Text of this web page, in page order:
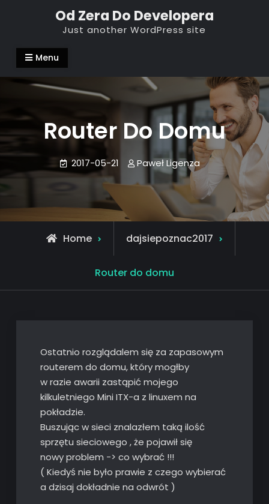
Od Zera Do Developera
Just another WordPress site
Menu
Router Do Domu
2017-05-21 Paweł Ligenza
Home dajsiepoznac2017
Router do domu
Ostatnio rozglądalem się za zapasowym
routerem do domu, który mogłby
w razie awarii zastąpić mojego
kilkuletniego Mini ITX-a z linuxem na
pokładzie.
Buszując w sieci znalazłem taką ilość
sprzętu sieciowego , że pojawił się
nowy problem -> co wybrać !!!
( Kiedyś nie było prawie z czego wybierać
a dzisaj dokładnie na odwrót )